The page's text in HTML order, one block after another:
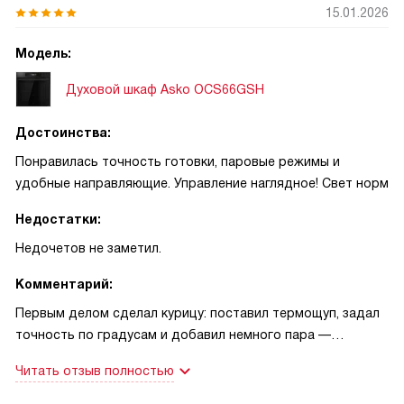
15.01.2026
Модель:
Духовой шкаф Asko OCS66GSH
Достоинства:
Понравилась точность готовки, паровые режимы и
удобные направляющие. Управление наглядное! Свет норм
Недостатки:
Недочетов не заметил.
Комментарий:
Первым делом сделал курицу: поставил термощуп, задал
точность по градусам и добавил немного пара —
аплодировала. Картошка топ. Хлеб с паром тоже удается:
Читать отзыв полностью